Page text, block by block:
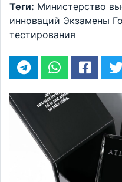
Теги: Министерство
инноваций Экзамены
тестирования